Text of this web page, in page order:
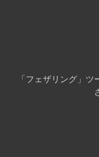
「フェザリング」